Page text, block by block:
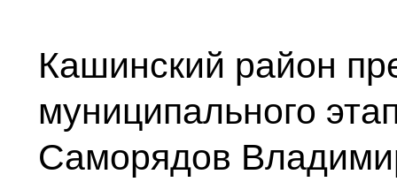
Кашинский район
муниципального
Саморядов